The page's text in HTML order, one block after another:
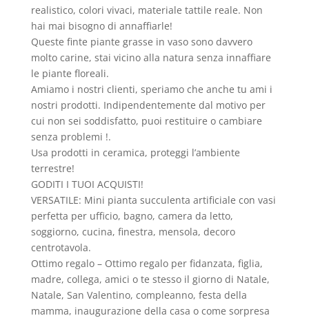
realistico, colori vivaci, materiale tattile reale. Non
hai mai bisogno di annaffiarle!
Queste finte piante grasse in vaso sono davvero
molto carine, stai vicino alla natura senza innaffiare
le piante floreali.
Amiamo i nostri clienti, speriamo che anche tu ami i
nostri prodotti. Indipendentemente dal motivo per
cui non sei soddisfatto, puoi restituire o cambiare
senza problemi !.
Usa prodotti in ceramica, proteggi l’ambiente
terrestre!
GODITI I TUOI ACQUISTI!
VERSATILE: Mini pianta succulenta artificiale con vasi
perfetta per ufficio, bagno, camera da letto,
soggiorno, cucina, finestra, mensola, decoro
centrotavola.
Ottimo regalo – Ottimo regalo per fidanzata, figlia,
madre, collega, amici o te stesso il giorno di Natale,
Natale, San Valentino, compleanno, festa della
mamma, inaugurazione della casa o come sorpresa